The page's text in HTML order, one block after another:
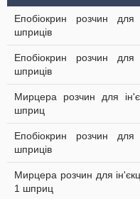
Епобіокрин розчин
шприців
Епобіокрин розчин
шприців
Мирцера розчин для
шприц
Епобіокрин розчин
шприців
Мирцера розчин для
1 шприц